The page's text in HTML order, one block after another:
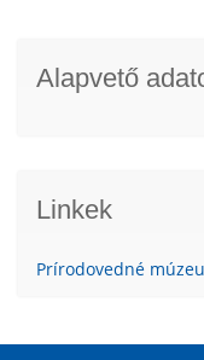
Alapvető
Linkek
Prírodovedné